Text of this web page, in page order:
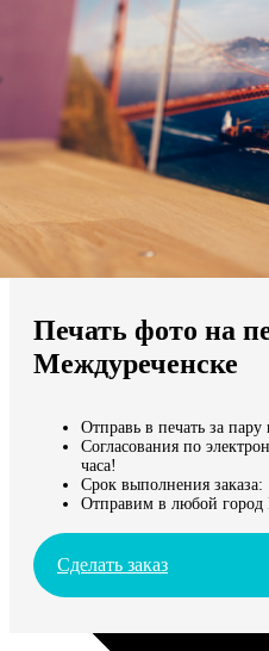
Мы доставляем по всему миру
Продолжить без города
Печать фото на
Междуреченске
Отправь в печать за пару
Согласования по
часа!
Срок выполнения заказа:
Отправим в любой
Сделать заказ